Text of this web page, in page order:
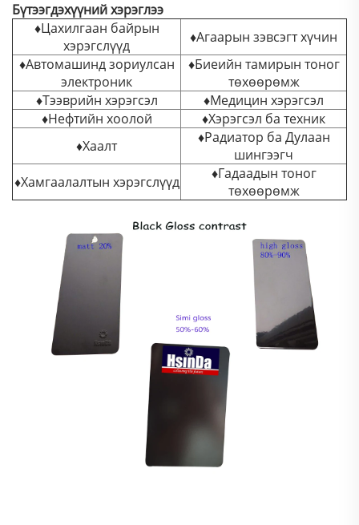
Бүтээгдэхүүний хэрэглээ
♦Цахилгаан байрын
хэрэгслүүд
♦Агаарын зэвсэгт хүчин
♦Автомашинд зориулсан
электроник
♦Биеийн тамирын тоног
төхөөрөмж
♦Тээврийн хэрэгсэл
♦Медицин хэрэгсэл
♦Нефтийн хоолой
♦Хэрэгсэл ба техник
♦Хаалт
♦Радиатор ба Дулаан
шингээгч
♦Хамгаалалтын хэрэгслүүд
♦Гадаадын тоног
төхөөрөмж